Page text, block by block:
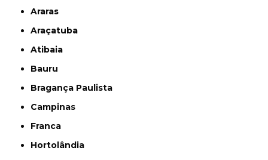
Araras
Araçatuba
Atibaia
Bauru
Bragança Paulista
Campinas
Franca
Hortolândia